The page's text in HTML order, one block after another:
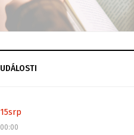
UDÁLOSTI
15srp
00:00